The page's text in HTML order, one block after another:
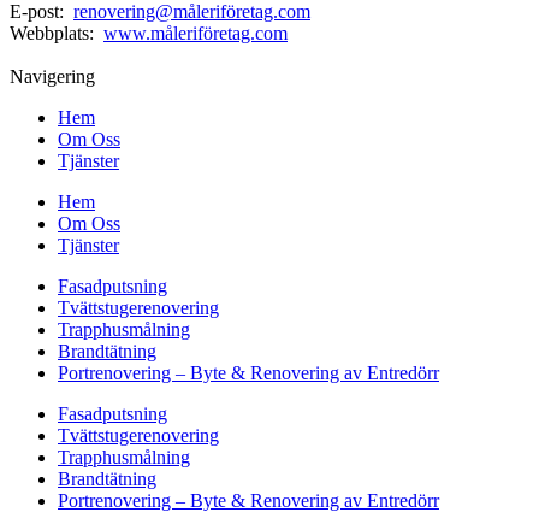
E-post: renovering@måleriföretag.com
Webbplats: www.måleriföretag.com
Navigering
Hem
Om Oss
Tjänster
Hem
Om Oss
Tjänster
Fasadputsning
Tvättstugerenovering
Trapphusmålning
Brandtätning
Portrenovering – Byte & Renovering av Entredörr
Fasadputsning
Tvättstugerenovering
Trapphusmålning
Brandtätning
Portrenovering – Byte & Renovering av Entredörr